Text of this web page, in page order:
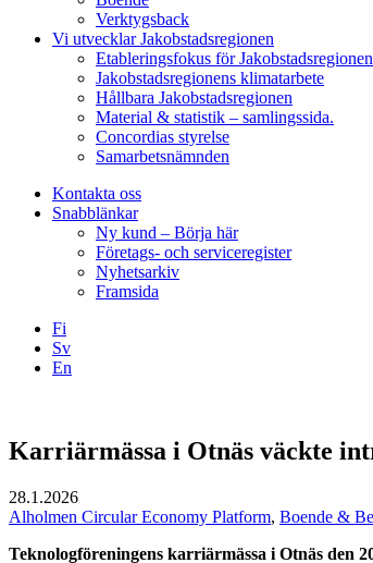
Verktygsback
Vi utvecklar Jakobstadsregionen
Etableringsfokus för
Jakobstadsregionens klimatarbete
Hållbara Jakobstadsregionen
Material & statistik – samlingssida.
Concordias styrelse
Samarbetsnämnden
Kontakta oss
Snabblänkar
Ny kund – Börja här
Företags- och serviceregister
Nyhetsarkiv
Framsida
Fi
Sv
En
Karriärmässa i Otnäs väckte
28.1.2026
Alholmen Circular Economy Platform, Boende &
Teknologföreningens karriärmässa i Otnäs den